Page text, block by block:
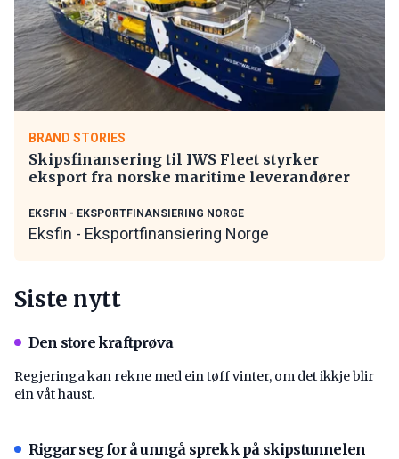
BRAND STORIES
Skipsfinansering til IWS Fleet styrker
eksport fra norske maritime leverandører
EKSFIN - EKSPORTFINANSIERING NORGE
Eksfin - Eksportfinansiering Norge
Siste nytt
Den store kraftprøva
Regjeringa kan rekne med ein tøff vinter, om det ikkje blir
ein våt haust.
Riggar seg for å unngå sprekk på skipstunnelen